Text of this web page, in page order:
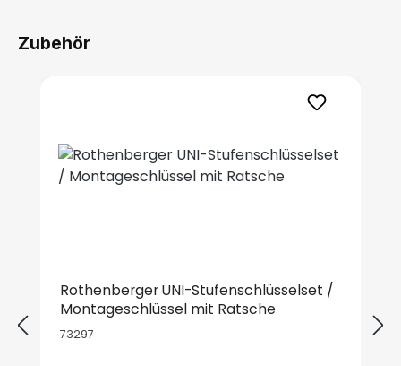
Zubehör
Rothenberger UNI-Stufenschlüsselset /
Montageschlüssel mit Ratsche
73297